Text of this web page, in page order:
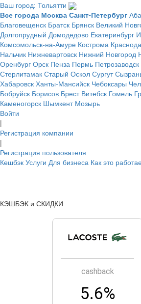
Ваш город: Тольятти
Все города Москва Санкт-Петербург
Благовещенск Братск Брянск Великий
Долгопрудный Домодедово Екатеринбург
Комсомольск-на-Амуре Кострома
Нальчик Нижневартовск Нижний Новгород
Оренбург Орск Пенза Пермь Петрозаводск
Стерлитамак Старый Оскол Сургут
Хабаровск Ханты-Мансийск Чебоксары
Бобруйск Борисов Брест Витебск Гомель
Каменогорск Шымкент Мозырь
Войти
|
Регистрация компании
|
Регистрация пользователя
Кешбэк Услуги Для бизнеса Как это
КЭШБЭК и СКИДКИ
cashback
5.6%